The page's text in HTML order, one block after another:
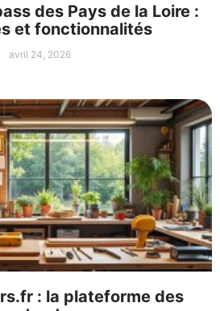
des Pays de la Loire :
et fonctionnalités
avril 24, 2026
: la plateforme des